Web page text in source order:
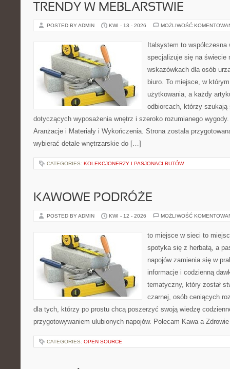
TRENDY W MEBLARSTWIE
POSTED BY ADMIN KWI - 13 - 2026 MOŻLIWOŚĆ
Italsystem to
specjalizuje się na świecie
wskazówkach dla osób
biuro. To miejsce, w
użytkowania, a każdy
odbiorcach, którzy szukają
dotyczących wyposażenia wnętrz i szeroko rozumianego
Aranżacje i Materiały i Wykończenia. Strona została
wybierać detale wnętrzarskie do […]
CATEGORIES: KOLEKCJONERZY I PASJONACI BUTÓW
KAWOWE PODRÓŻE
POSTED BY ADMIN KWI - 12 - 2026 MOŻLIWOŚĆ
to miejsce w sieci to
spotyka się z herbatą, a
napojów zamienia się w
informacje i codzienną
tematyczny, który został
czarnej, osób ceniących
dla tych, którzy po prostu chcą poszerzyć swoją wiedzę
przygotowywaniem ulubionych napojów. Polecam Kawa a
CATEGORIES: OPEN SOURCE